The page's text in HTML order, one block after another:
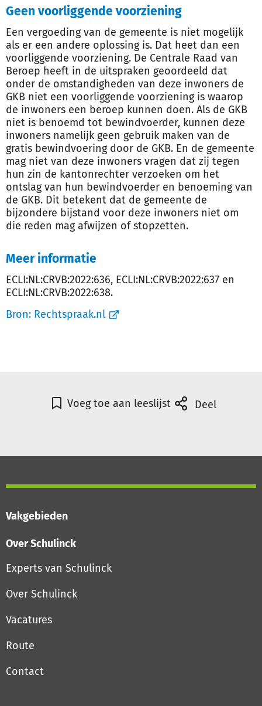
Geen voorliggende voorziening
Een vergoeding van de gemeente is niet mogelijk
als er een andere oplossing is. Dat heet dan een
voorliggende voorziening. De Centrale Raad van
Beroep heeft in de uitspraken geoordeeld dat
onder de omstandigheden van deze inwoners de
GKB niet een voorliggende voorziening is waarop
de inwoners een beroep kunnen doen. Als de GKB
niet is benoemd tot bewindvoerder, kunnen deze
inwoners namelijk geen gebruik maken van de
gratis bewindvoering door de GKB. En de gemeente
mag niet van deze inwoners vragen dat zij tegen
hun zin de kantonrechter verzoeken om het
ontslag van hun bewindvoerder en benoeming van
de GKB. Dit betekent dat de gemeente de
bijzondere bijstand voor deze inwoners niet om
die reden mag afwijzen of stopzetten.
Meer informatie
ECLI:NL:CRVB:2022:636, ECLI:NL:CRVB:2022:637 en
ECLI:NL:CRVB:2022:638.
Bron: Rechtspraak.nl
Voeg toe aan leeslijst Deel
Vakgebieden
Over Schulinck
Experts van Schulinck
Over Schulinck
Vacatures
Route
Contact